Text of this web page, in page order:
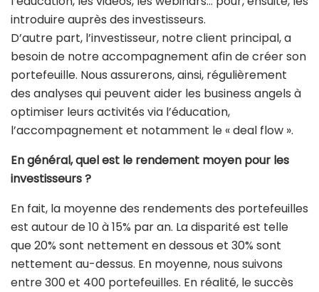
introduire auprès des investisseurs.
D’autre part, l’investisseur, notre client principal, a
besoin de notre accompagnement afin de créer son
portefeuille. Nous assurerons, ainsi, régulièrement
des analyses qui peuvent aider les business angels à
optimiser leurs activités via l’éducation,
l’accompagnement et notamment le « deal flow ».
En général, quel est le rendement moyen pour les
investisseurs ?
En fait, la moyenne des rendements des portefeuilles
est autour de 10 à 15% par an. La disparité est telle
que 20% sont nettement en dessous et 30% sont
nettement au-dessus. En moyenne, nous suivons
entre 300 et 400 portefeuilles. En réalité, le succès